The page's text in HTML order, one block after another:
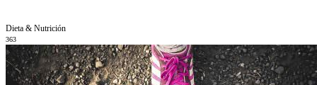
Dieta & Nutrición
363